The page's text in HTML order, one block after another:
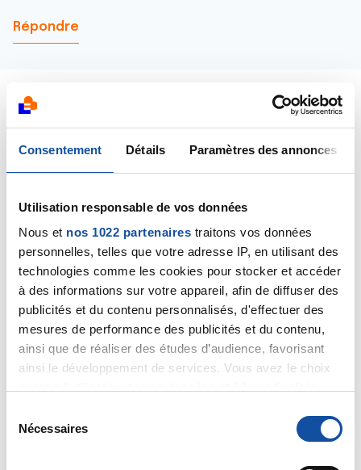
Consentement Détails Paramètres des annonces
Utilisation responsable de vos données
Nous et nos 1022 partenaires traitons vos données
personnelles, telles que votre adresse IP, en utilisant des
technologies comme les cookies pour stocker et accéder
à des informations sur votre appareil, afin de diffuser des
publicités et du contenu personnalisés, d'effectuer des
mesures de performance des publicités et du contenu,
ainsi que de réaliser des études d’audience, favorisant
ainsi le développement de services. Vous avez le choix
tout moment en consultant la Déclaration relative aux
cookies ou en cliquant sur l'icône de confidentialité.
Nécessaires
Répondre
Dr A.Marceau
29/08/2024 - 17:47
Bonjour,
Ces valeurs de transaminases et de gamme-GT sont
avant tout à comparer à celles du dernier bilan
hépatique réalisé. Tenez-nous au courant des
résultats de l'échographie réalisée demain et
communiquez-nous en même temps les valeurs
précises de votre bilan hépatique.
Dr Marceau